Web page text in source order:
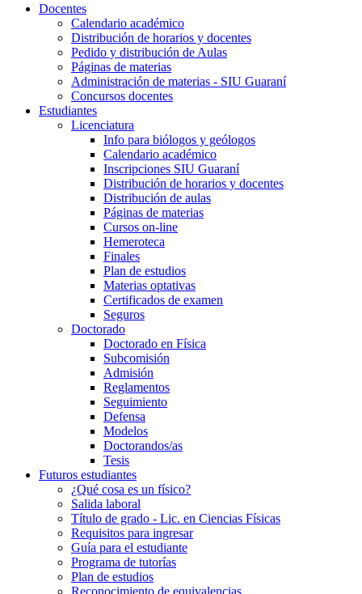
Docentes
Calendario académico
Distribución de horarios y docentes
Pedido y distribución de Aulas
Páginas de materias
Administración de materias - SIU Guaraní
Concursos docentes
Estudiantes
Licenciatura
Info para biólogos y geólogos
Calendario académico
Inscripciones SIU Guaraní
Distribución de horarios y docentes
Distribución de aulas
Páginas de materias
Cursos on-line
Hemeroteca
Finales
Plan de estudios
Materias optativas
Certificados de examen
Seguros
Doctorado
Doctorado en Física
Subcomisión
Admisión
Reglamentos
Seguimiento
Defensa
Modelos
Doctorandos/as
Tesis
Futuros estudiantes
¿Qué cosa es un físico?
Salida laboral
Título de grado - Lic. en Ciencias Físicas
Requisitos para ingresar
Guía para el estudiante
Programa de tutorías
Plan de estudios
Reconocimiento de equivalencias